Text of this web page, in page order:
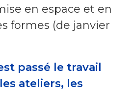
en espace et en
formes (de janvier
passé le travail
ateliers, les